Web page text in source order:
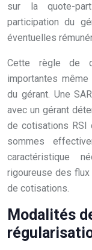
sur la quote-
participation du
éventuelles
Cette règle de
importantes
du gérant. Une
avec un gérant
de cotisations RSI
sommes
caractéristique
rigoureuse des
de cotisations.
Modalités